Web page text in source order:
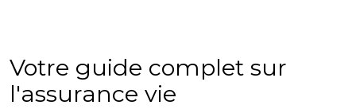
Votre guide complet sur
l'assurance vie